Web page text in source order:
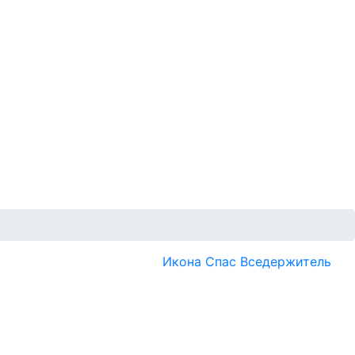
Икона Спас Вседержитель